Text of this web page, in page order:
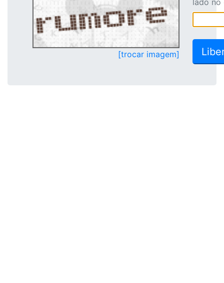
[trocar imagem]
lado no